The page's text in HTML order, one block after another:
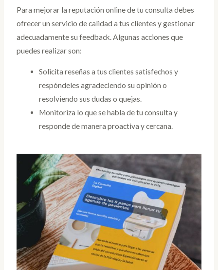
Para mejorar la reputación online de tu consulta debes
ofrecer un servicio de calidad a tus clientes y gestionar
adecuadamente su feedback. Algunas acciones que
puedes realizar son:
Solicita reseñas a tus clientes satisfechos y
respóndeles agradeciendo su opinión o
resolviendo sus dudas o quejas.
Monitoriza lo que se habla de tu consulta y
responde de manera proactiva y cercana.